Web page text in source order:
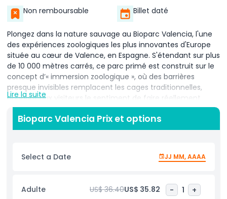
Non remboursable Billet daté
Plongez dans la nature sauvage au Bioparc Valencia, l'une
des expériences zoologiques les plus innovantes d'Europe
située au cœur de Valence, en Espagne. S'étendant sur plus
de 10 000 mètres carrés, ce parc primé est construit sur le
concept d’« immersion zoologique », où des barrières
presque invisibles remplacent les cages traditionnelles,
donnant aux visiteurs le sentiment de faire réellement
partie de la nature africaine. Explorez quatre habitats
africains distincts : la Savane, Madagascar et l’Afrique
équatoriale, et venez face à face avec plus de 6 000
des éléphants, des lions, des hippopotames, des gorilles,
des girafes et des lémuriens. Tout au long de la journée,
animées par des soigneurs et des biologistes, apprenant sur
la faune tout en vous amusant. Bioparc est fortement
Lire la suite
Bioparc Valencia Prix et options
Select a Date JJ MM, AAAA
Adulte US$ 36.40US$ 35.82 - 1 +